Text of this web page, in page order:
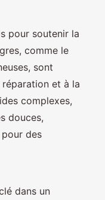
pour soutenir la
comme le
sont
réparation et à la
complexes,
douces,
des
dans un